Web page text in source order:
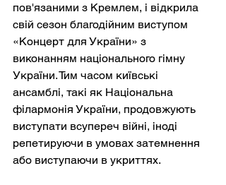
пов'язаними з Кремлем, і відкрила
свій сезон благодійним виступом
«Концерт для України» з
виконанням національного гімну
України. Тим часом київські
ансамблі, такі як Національна
філармонія України, продовжують
виступати всупереч війні, іноді
репетируючи в умовах затемнення
або виступаючи в укриттях.